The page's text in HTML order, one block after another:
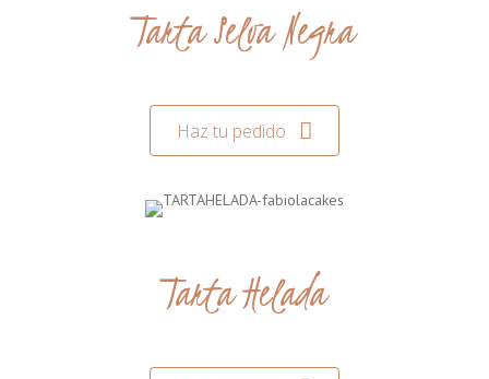
Tarta Selva Negra
Haz tu pedido
Tarta Helada